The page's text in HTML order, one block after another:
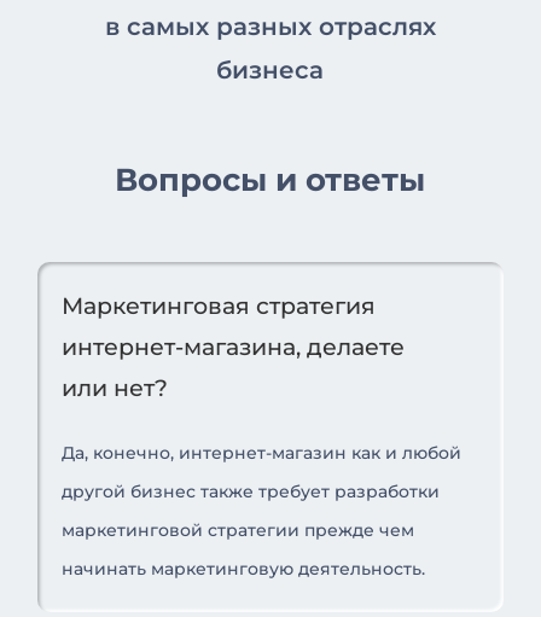
в самых разных отраслях
бизнеса
Вопросы и ответы
Маркетинговая стратегия
интернет-магазина, делаете
или нет?
Да, конечно, интернет-магазин как и любой
другой бизнес также требует разработки
маркетинговой стратегии прежде чем
начинать маркетинговую деятельность.